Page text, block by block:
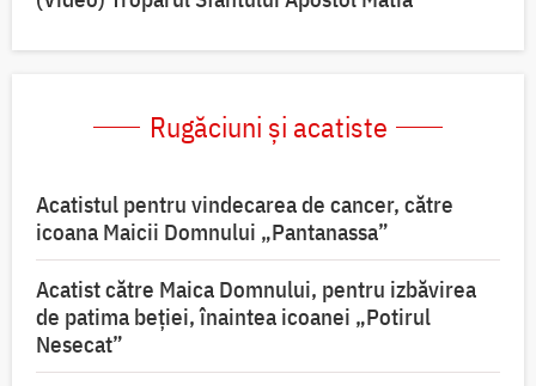
Rugăciuni și acatiste
Acatistul pentru vindecarea de cancer, către
icoana Maicii Domnului „Pantanassa”
Acatist către Maica Domnului, pentru izbăvirea
de patima beției, înaintea icoanei „Potirul
Nesecat”